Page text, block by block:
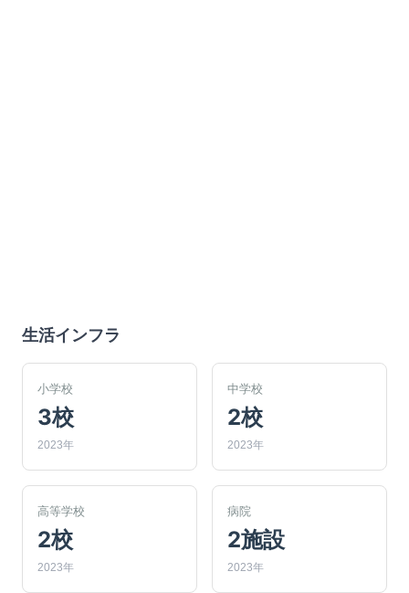
生活インフラ
小学校
3校
2023年
中学校
2校
2023年
高等学校
2校
2023年
病院
2施設
2023年